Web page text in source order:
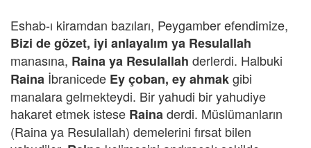
Eshab-ı kiramdan bazıları, Peygamber efendimize,
Bizi de gözet, iyi anlayalım ya Resulallah
manasına, Raina ya Resulallah derlerdi. Halbuki
Raina İbranicede Ey çoban, ey ahmakgibi
manalara gelmekteydi. Bir yahudi bir yahudiye
hakaret etmek istese Rainaderdi. Müslümanların
(Raina ya Resulallah) demelerini fırsat bilen